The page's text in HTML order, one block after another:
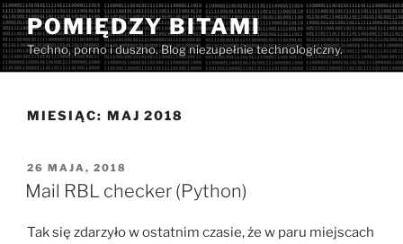
Przejdź
do
treści
POMIĘDZY BITAMI
Techno, porno i duszno. Blog niezupełnie technologiczny.
MIESIĄC: MAJ 2018
OPUBLIKOWANE
W
26 MAJA, 2018
Mail RBL checker (Python)
Tak się zdarzyło w ostatnim czasie, że w paru miejscach